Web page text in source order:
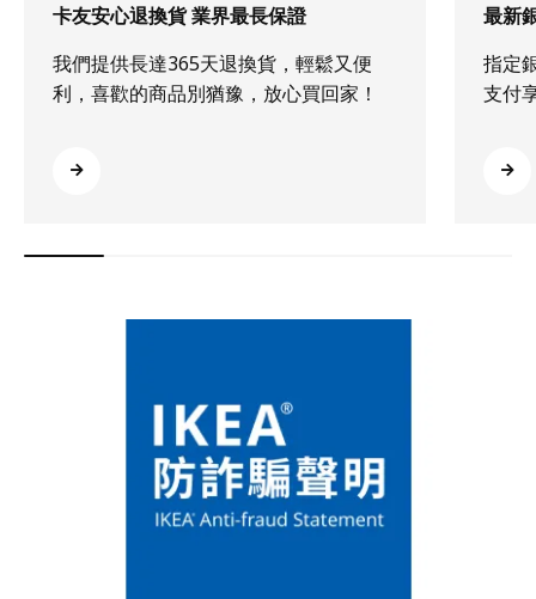
卡友安心退換貨 業界最長保證
我們提供長達365天退換貨，輕鬆又便
利，喜歡的商品別猶豫，放心買回家！
最新
指定
支付